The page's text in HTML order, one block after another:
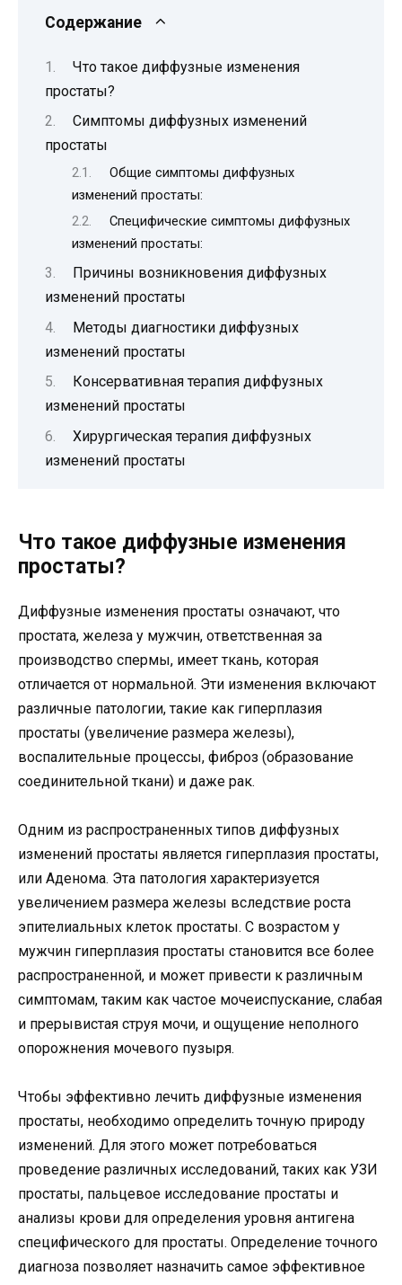
Содержание
Что такое диффузные изменения
простаты?
Симптомы диффузных изменений
простаты
Общие симптомы диффузных
изменений простаты:
Специфические симптомы диффузных
изменений простаты:
Причины возникновения диффузных
изменений простаты
Методы диагностики диффузных
изменений простаты
Консервативная терапия диффузных
изменений простаты
Хирургическая терапия диффузных
изменений простаты
Что такое диффузные изменения
простаты?
Диффузные изменения простаты означают, что
простата, железа у мужчин, ответственная за
производство спермы, имеет ткань, которая
отличается от нормальной. Эти изменения включают
различные патологии, такие как гиперплазия
простаты (увеличение размера железы),
воспалительные процессы, фиброз (образование
соединительной ткани) и даже рак.
Одним из распространенных типов диффузных
изменений простаты является гиперплазия простаты,
или Аденома. Эта патология характеризуется
увеличением размера железы вследствие роста
эпителиальных клеток простаты. С возрастом у
мужчин гиперплазия простаты становится все более
распространенной, и может привести к различным
симптомам, таким как частое мочеиспускание, слабая
и прерывистая струя мочи, и ощущение неполного
опорожнения мочевого пузыря.
Чтобы эффективно лечить диффузные изменения
простаты, необходимо определить точную природу
изменений. Для этого может потребоваться
проведение различных исследований, таких как УЗИ
простаты, пальцевое исследование простаты и
анализы крови для определения уровня антигена
специфического для простаты. Определение точного
диагноза позволяет назначить самое эффективное